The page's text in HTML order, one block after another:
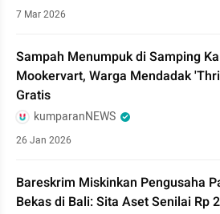
7 Mar 2026
Sampah Menumpuk di Samping
Mookervart, Warga Mendadak
Gratis
kumparanNEWS
26 Jan 2026
Bareskrim Miskinkan Pengusaha
Bekas di Bali: Sita Aset Senilai Rp